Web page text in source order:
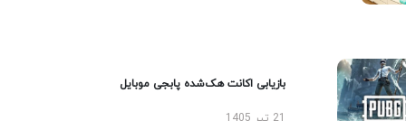
بازیابی اکانت هک‌شده پابجی موبایل